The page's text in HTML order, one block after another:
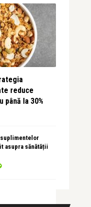
reduce
până la 30%
asupra sănătății